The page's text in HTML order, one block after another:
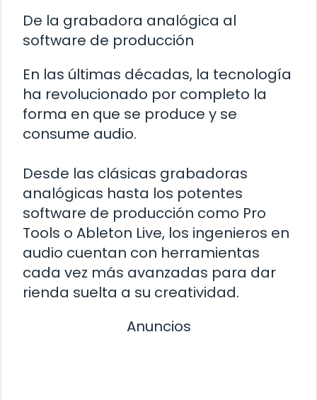
De la grabadora analógica al
software de producción
En las últimas décadas, la tecnología
ha revolucionado por completo la
forma en que se produce y se
consume audio.
Desde las clásicas grabadoras
analógicas hasta los potentes
software de producción como Pro
Tools o Ableton Live, los ingenieros en
audio cuentan con herramientas
cada vez más avanzadas para dar
rienda suelta a su creatividad.
Anuncios